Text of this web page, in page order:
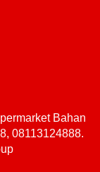
Bahan
08113124888.